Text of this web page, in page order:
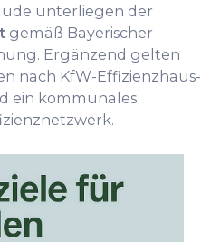
unterliegen der
gemäß Bayerischer
Ergänzend gelten
nach KfW-Effizienzhaus-
ein kommunales